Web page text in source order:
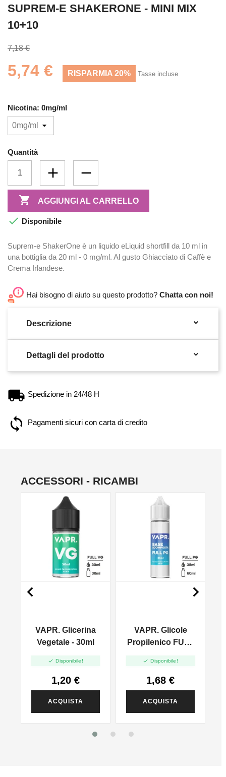
SUPREM-E SHAKERONE - MINI MIX
10+10
7,18 €
5,74 € RISPARMIA 20% Tasse incluse
Nicotina: 0mg/ml
Quantità
 AGGIUNGI AL CARRELLO
 Disponibile
Suprem-e ShakerOne è un liquido eLiquid shortfill da 10 ml in
una bottiglia da 20 ml - 0 mg/ml. Al gusto Ghiacciato di Caffè e
Crema Irlandese.
Hai bisogno di aiuto su questo prodotto? Chatta con noi!
Descrizione 
Dettagli del prodotto 
Spedizione in 24/48 H
Pagamenti sicuri con carta di credito
ACCESSORI - RICAMBI
VAPR. Glicerina
Vegetale - 30ml
 Disponibile!
1,20 €
ACQUISTA
VAPR. Glicole
Propilenico FULL
 Disponibile!
1,68 €
ACQUISTA
 